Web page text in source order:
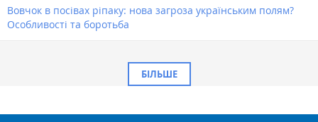
Вовчок в посівах ріпаку: нова загроза українським полям?
Особливості та боротьба
БІЛЬШЕ